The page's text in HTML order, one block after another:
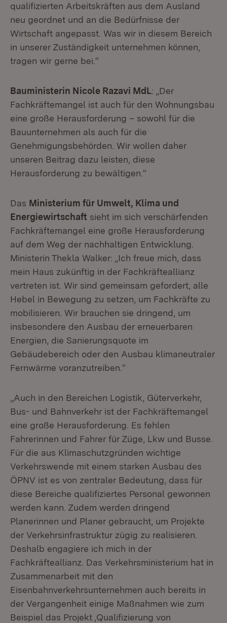
qualifizierten Arbeitskräften aus dem Ausland
neu geordnet und an die Bedürfnisse der
Wirtschaft angepasst. Was wir in diesem Bereich
in unserer Zuständigkeit unternehmen können,
tragen wir gerne bei.“
Bauministerin Nicole Razavi MdL: „Der
Fachkräftemangel ist auch für den Wohnungsbau
eine große Herausforderung – sowohl für die
Bauunternehmen als auch für die
Genehmigungsbehörden. Wir wollen daher
unseren Beitrag dazu leisten, diese
Herausforderung zu bewältigen.“
Das Ministerium für Umwelt, Klima und
Energiewirtschaft sieht im sich verschärfenden
Fachkräftemangel eine große Herausforderung
auf dem Weg der nachhaltigen Entwicklung.
Ministerin Thekla Walker: „Ich freue mich, dass
mein Haus zukünftig in der Fachkräfteallianz
vertreten ist. Wir sind gemeinsam gefordert, alle
Hebel in Bewegung zu setzen, um Fachkräfte zu
mobilisieren. Wir brauchen sie dringend, um
insbesondere den Ausbau der erneuerbaren
Energien, die Sanierungsquote im
Gebäudebereich oder den Ausbau klimaneutraler
Fernwärme voranzutreiben.“
„Auch in den Bereichen Logistik, Güterverkehr,
Bus- und Bahnverkehr ist der Fachkräftemangel
eine große Herausforderung. Es fehlen
Fahrerinnen und Fahrer für Züge, Lkw und Busse.
Für die aus Klimaschutzgründen wichtige
Verkehrswende mit einem starken Ausbau des
ÖPNV ist es von zentraler Bedeutung, dass für
diese Bereiche qualifiziertes Personal gewonnen
werden kann. Zudem werden dringend
Planerinnen und Planer gebraucht, um Projekte
der Verkehrsinfrastruktur zügig zu realisieren.
Deshalb engagiere ich mich in der
Fachkräfteallianz. Das Verkehrsministerium hat in
Zusammenarbeit mit den
Eisenbahnverkehrsunternehmen auch bereits in
der Vergangenheit einige Maßnahmen wie zum
Beispiel das Projekt ‚Qualifizierung von